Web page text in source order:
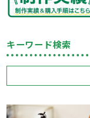
キーワード検索